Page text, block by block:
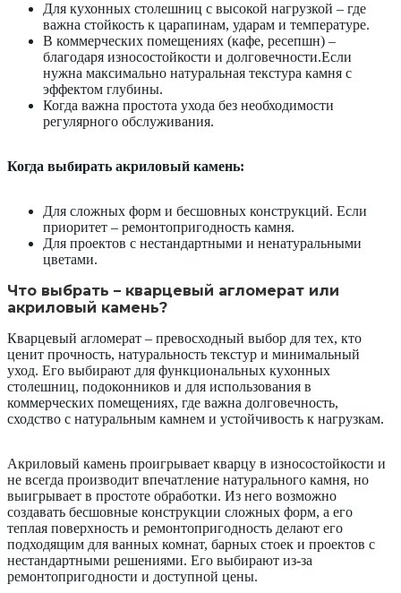
Для кухонных столешниц с высокой нагрузкой – где
важна стойкость к царапинам, ударам и температуре.
В коммерческих помещениях (кафе, ресепшн) –
благодаря износостойкости и долговечности.Если
нужна максимально натуральная текстура камня с
эффектом глубины.
Когда важна простота ухода без необходимости
регулярного обслуживания.
Когда выбирать акриловый камень:
Для сложных форм и бесшовных конструкций. Если
приоритет – ремонтопригодность камня.
Для проектов с нестандартными и ненатуральными
цветами.
Что выбрать – кварцевый агломерат или
акриловый камень?
Кварцевый агломерат – превосходный выбор для тех, кто
ценит прочность, натуральность текстур и минимальный
уход. Его выбирают для функциональных кухонных
столешниц, подоконников и для использования в
коммерческих помещениях, где важна долговечность,
сходство с натуральным камнем и устойчивость к нагрузкам.
Акриловый камень проигрывает кварцу в износостойкости и
не всегда производит впечатление натурального камня, но
выигрывает в простоте обработки. Из него возможно
создавать бесшовные конструкции сложных форм, а его
теплая поверхность и ремонтопригодность делают его
подходящим для ванных комнат, барных стоек и проектов с
нестандартными решениями. Его выбирают из-за
ремонтопригодности и доступной цены.